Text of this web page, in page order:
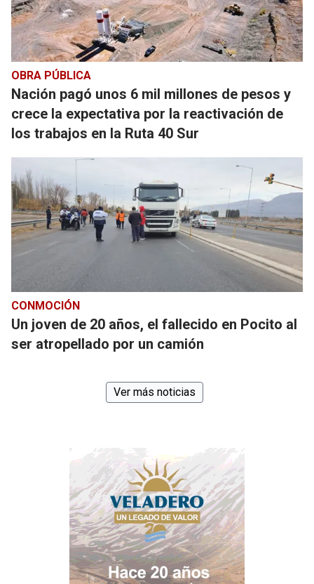
OBRA PÚBLICA
Nación pagó unos 6 mil millones de pesos y
crece la expectativa por la reactivación de
los trabajos en la Ruta 40 Sur
CONMOCIÓN
Un joven de 20 años, el fallecido en Pocito al
ser atropellado por un camión
Ver más noticias